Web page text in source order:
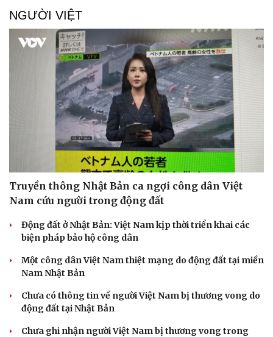
NGƯỜI VIỆT
Truyền thông Nhật Bản ca ngợi công dân Việt
Nam cứu người trong động đất
Động đất ở Nhật Bản: Việt Nam kịp thời triển khai các
biện pháp bảo hộ công dân
Một công dân Việt Nam thiệt mạng do động đất tại miền
Nam Nhật Bản
Chưa có thông tin về người Việt Nam bị thương vong do
động đất tại Nhật Bản
Chưa ghi nhận người Việt Nam bị thương vong trong